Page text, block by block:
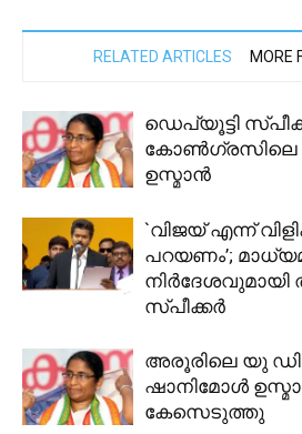
RELATED ARTICLES MORE
ഡെപ്യൂട്ടി
കോണ്‍ഗ്രസിലെ
ഉസ്മാന്‍
`വിജയ് എന്ന്
പറയണം’;
നിർദേശവുമായി
സ്പീക്കർ
അരൂരിലെ യു
ഷാനിമോൾ
കേസെടുത്തു